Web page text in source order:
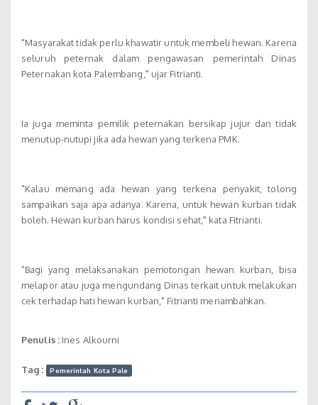
"Masyarakat tidak perlu khawatir untuk membeli hewan. Karena
seluruh peternak dalam pengawasan pemerintah Dinas
Peternakan kota Palembang," ujar Fitrianti.
Ia juga meminta pemilik peternakan bersikap jujur dan tidak
menutup-nutupi jika ada hewan yang terkena PMK.
"Kalau memang ada hewan yang terkena penyakit, tolong
sampaikan saja apa adanya. Karena, untuk hewan kurban tidak
boleh. Hewan kurban harus kondisi sehat," kata Fitrianti.
"Bagi yang melaksanakan pemotongan hewan kurban, bisa
melapor atau juga mengundang Dinas terkait untuk melakukan
cek terhadap hati hewan kurban," Fitrianti menambahkan.
Penulis :Ines Alkourni
Tag : Pemerintah Kota Pale